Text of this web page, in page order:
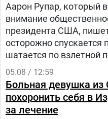
Аарон Рупар, который
внимание
президента США,
осторожно спускается
шатается по взлетной
прихрамывая", —
05.08 / 12:59
Больная девушка из
похоронить себя в
за лечение